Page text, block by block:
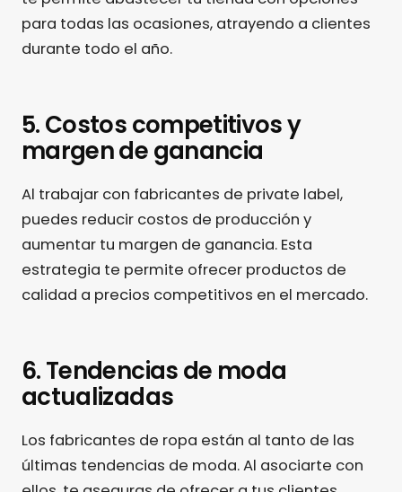
para todas las ocasiones, atrayendo a clientes
durante todo el año.
5. Costos competitivos y
margen de ganancia
Al trabajar con fabricantes de private label,
puedes reducir costos de producción y
aumentar tu margen de ganancia. Esta
estrategia te permite ofrecer productos de
calidad a precios competitivos en el mercado.
6. Tendencias de moda
actualizadas
Los fabricantes de ropa están al tanto de las
últimas tendencias de moda. Al asociarte con